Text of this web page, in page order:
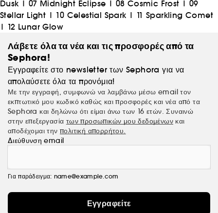
Dusk | 07 Midnight Eclipse | 08 Cosmic Frost | 09
Stellar Light | 10 Celestial Spark | 11 Sparkling Comet
| 12 Lunar Glow
Λάβετε όλα τα νέα και τις προσφορές από τα
Sephora!
Εγγραφείτε στο newsletter των Sephora για να
απολαύσετε όλα τα προνόμια!
Με την εγγραφή, συμφωνώ να λαμβάνω μέσω email τον
εκπτωτικό μου κωδικό καθώς και προσφορές και νέα από τα
Sephora και δηλώνω ότι είμαι άνω των 16 ετών. Συναινώ
στην επεξεργασία των προσωπικών μου δεδομένων και
αποδέχομαι την πολιτική απορρήτου.
Διεύθυνση email
Για παράδειγμα: name@example.com
Εγγραφείτε